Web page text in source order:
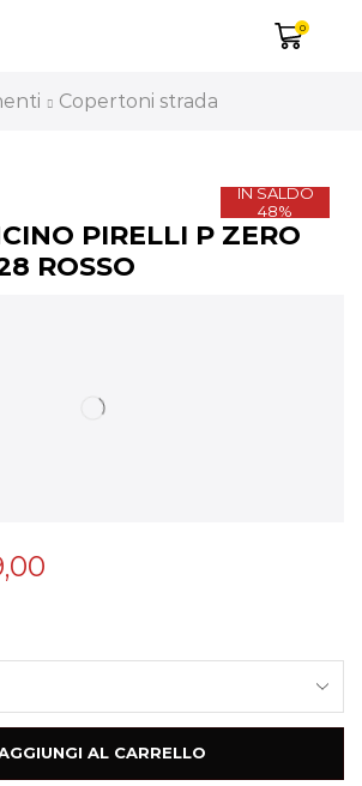
0
Copertoni strada
IN SALDO
48%
PIRELLI P ZERO
ROSSO
AL CARRELLO